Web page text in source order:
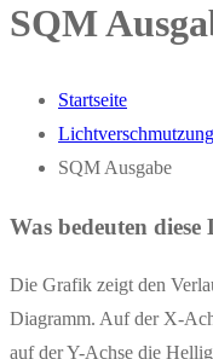
SQM
Startseite
Lichtverschmutzung
SQM Ausgabe
Was bedeuten diese
Die Grafik zeigt den
Diagramm. Auf der X-
auf der Y-Achse die